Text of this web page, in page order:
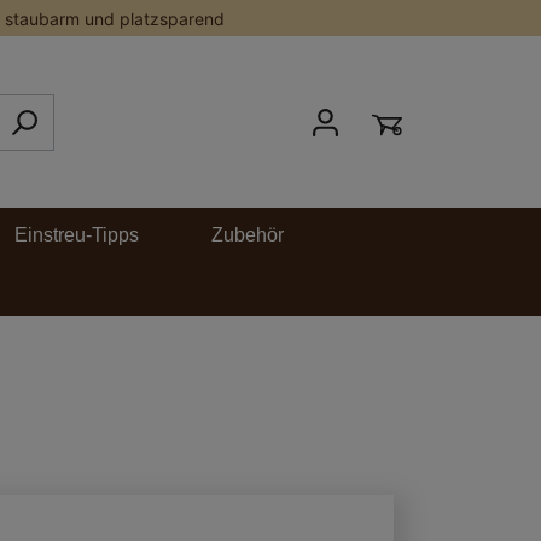
staubarm und platzsparend
Einstreu-Tipps Zubehör